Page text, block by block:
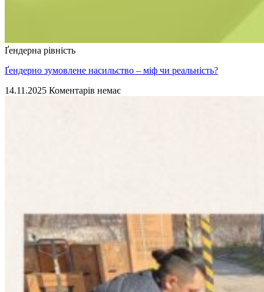
Ґендерна рівність
Ґендерно зумовлене насильство – міф чи реальність?
14.11.2025 Коментарів немає